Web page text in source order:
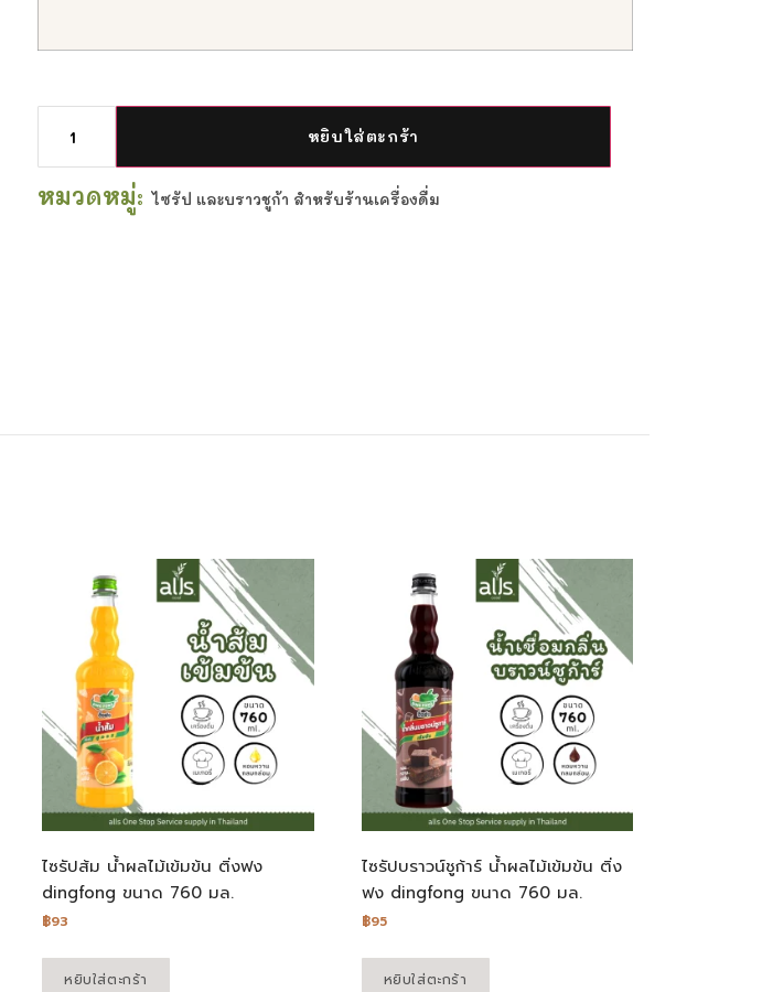
หยิบใส่ตะกร้า
หมวดหมู่:ไซรัป และบราวชูก้า สำหรับร้านเครื่องดื่ม
ไซรัปส้ม น้ำผลไม้เข้มข้น ติ่งฟง
dingfong ขนาด 760 มล.
฿93
หยิบใส่ตะกร้า
ไซรัปบราวน์ชูก้าร์ น้ำผลไม้เข้มข้น ติ่ง
ฟง dingfong ขนาด 760 มล.
฿95
หยิบใส่ตะกร้า